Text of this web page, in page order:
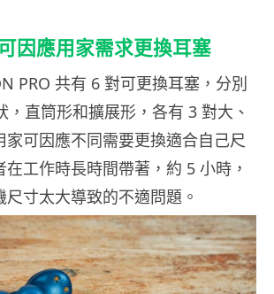
因應用家需求更換耳塞
PRO 共有 6 對可更換耳塞，分別
，直筒形和擴展形，各有 3 對大、
家可因應不同需要更換適合自己尺
工作時長時間帶著，約 5 小時，
寸太大導致的不適問題。